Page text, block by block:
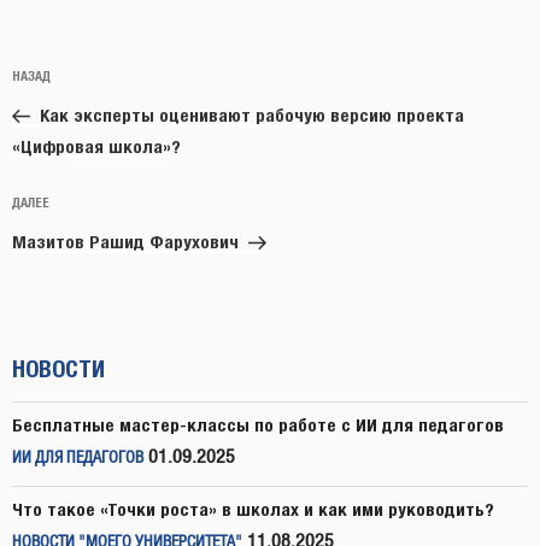
по
записям
Предыдущая
запись:
НАЗАД
Как эксперты оценивают рабочую версию проекта
«Цифровая школа»?
Следующая
запись
ДАЛЕЕ
Мазитов Рашид Фарухович
НОВОСТИ
Бесплатные мастер-классы по работе с ИИ для педагогов
ИИ ДЛЯ ПЕДАГОГОВ 01.09.2025
Что такое «Точки роста» в школах и как ими руководить?
11.08.2025